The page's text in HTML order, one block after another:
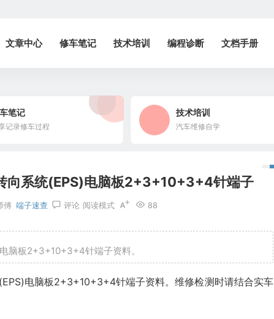
文章中心 修车笔记 技术培训 编程诊断 文档手册
笔记
记录修车过程
技术培训
汽车维修自学
向系统(EPS)电脑板2+3+10+3+4针端子
傅 端子速查 评论 88
阅读模式
脑板2+3+10+3+4针端子资料。
电脑板2+3+10+3+4针端子资料。维修检测时请结合实车